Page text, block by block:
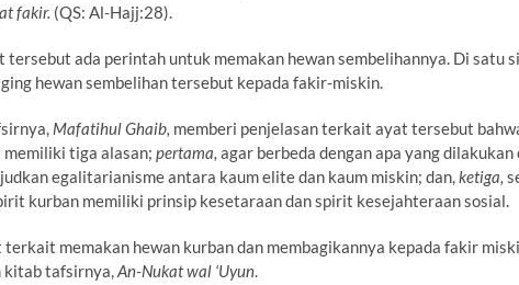
fakir. (QS: Al-Hajj:28).
tersebut ada perintah untuk memakan hewan sembelihannya. Di satu
hewan sembelihan tersebut kepada fakir-miskin.
Mafatihul Ghaib, memberi penjelasan terkait ayat tersebut
tiga alasan; pertama, agar berbeda dengan apa yang
egalitarianisme antara kaum elite dan kaum miskin; dan,ketiga,
kurban memiliki prinsip kesetaraan dan spirit kesejahteraan sosial.
memakan hewan kurban dan membagikannya kepada fakir
kitab tafsirnya,An-Nukat wal ‘Uyun.